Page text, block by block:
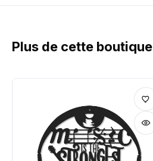
Plus de cette boutique